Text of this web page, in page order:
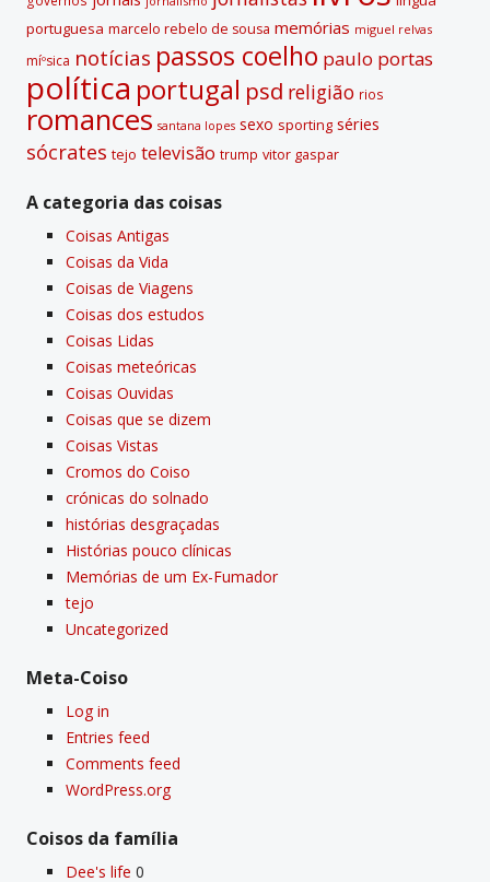
portuguesa marcelo rebelo de sousa memórias miguel relvas
míºsica notí­cias passos coelho paulo portas
polí­tica portugal psd religião rios
romances santana lopes sexo sporting séries
sócrates tejo televisão trump vitor gaspar
A categoria das coisas
Coisas Antigas
Coisas da Vida
Coisas de Viagens
Coisas dos estudos
Coisas Lidas
Coisas meteóricas
Coisas Ouvidas
Coisas que se dizem
Coisas Vistas
Cromos do Coiso
crónicas do solnado
histórias desgraçadas
Histórias pouco clí­nicas
Memórias de um Ex-Fumador
tejo
Uncategorized
Meta-Coiso
Log in
Entries feed
Comments feed
WordPress.org
Coisos da famí­lia
Dee's life 0